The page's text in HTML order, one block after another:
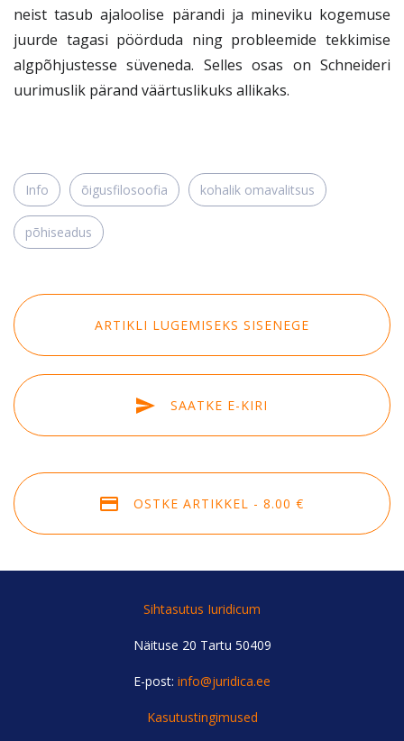
neist tasub ajaloolise pärandi ja mineviku kogemuse
juurde tagasi pöörduda ning probleemide tekkimise
algpõhjustesse süveneda. Selles osas on Schneideri
uurimuslik pärand väärtuslikuks allikaks.
Info õigusfilosoofia kohalik omavalitsus
põhiseadus
ARTIKLI LUGEMISEKS SISENEGE
SAATKE E-KIRI
OSTKE ARTIKKEL - 8.00 €
Sihtasutus Iuridicum
Näituse 20 Tartu 50409
E-post: info@juridica.ee
Kasutustingimused